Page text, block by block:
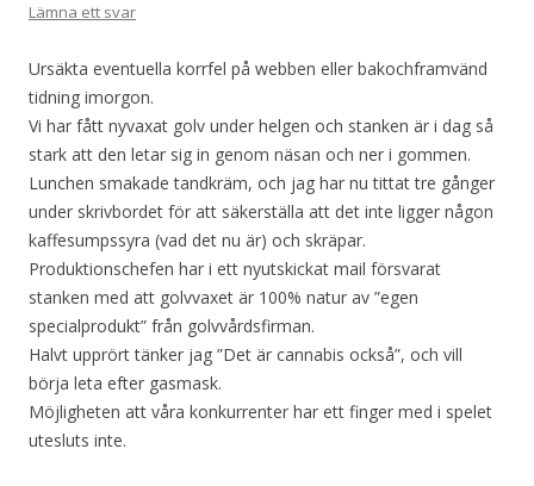
Lämna ett svar
Ursäkta eventuella korrfel på webben eller bakochframvänd
tidning imorgon.
Vi har fått nyvaxat golv under helgen och stanken är i dag så
stark att den letar sig in genom näsan och ner i gommen.
Lunchen smakade tandkräm, och jag har nu tittat tre gånger
under skrivbordet för att säkerställa att det inte ligger någon
kaffesumpssyra (vad det nu är) och skräpar.
Produktionschefen har i ett nyutskickat mail försvarat
stanken med att golvvaxet är 100% natur av ”egen
specialprodukt” från golvvårdsfirman.
Halvt upprört tänker jag ”Det är cannabis också”, och vill
börja leta efter gasmask.
Möjligheten att våra konkurrenter har ett finger med i spelet
utesluts inte.